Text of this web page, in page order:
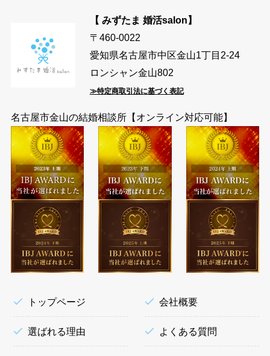
【 みずたま 婚活salon】
〒460-0022
愛知県名古屋市中区金山1丁目2-24
ロンシャン金山802
≫特定商取引法に基づく表記
名古屋市金山の結婚相談所【オンライン対応可能】
トップページ
選ばれる理由
会社概要
よくある質問